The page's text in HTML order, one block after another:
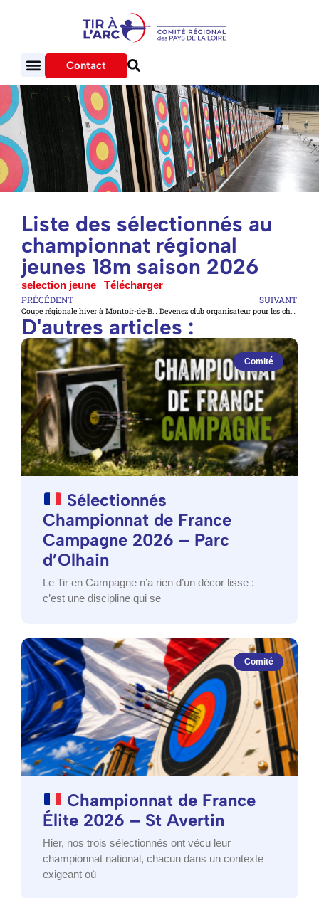
Contact
Liste des sélectionnés au
championnat régional
jeunes 18m saison 2026
selection jeune Télécharger
PRÉCÉDENT
Coupe régionale hiver à Montoir-de-Bretagne
SUIVANT
Devenez club organisateur pour les championnats régionaux de tir à 18m pour la saison 2027
D'autres articles :
Comité
Sélectionnés
Championnat de France
Campagne 2026 – Parc
d’Olhain
Le Tir en Campagne n’a rien d’un décor lisse :
c’est une discipline qui se
Comité
Championnat de France
Élite 2026 – St Avertin
Hier, nos trois sélectionnés ont vécu leur
championnat national, chacun dans un contexte
exigeant où